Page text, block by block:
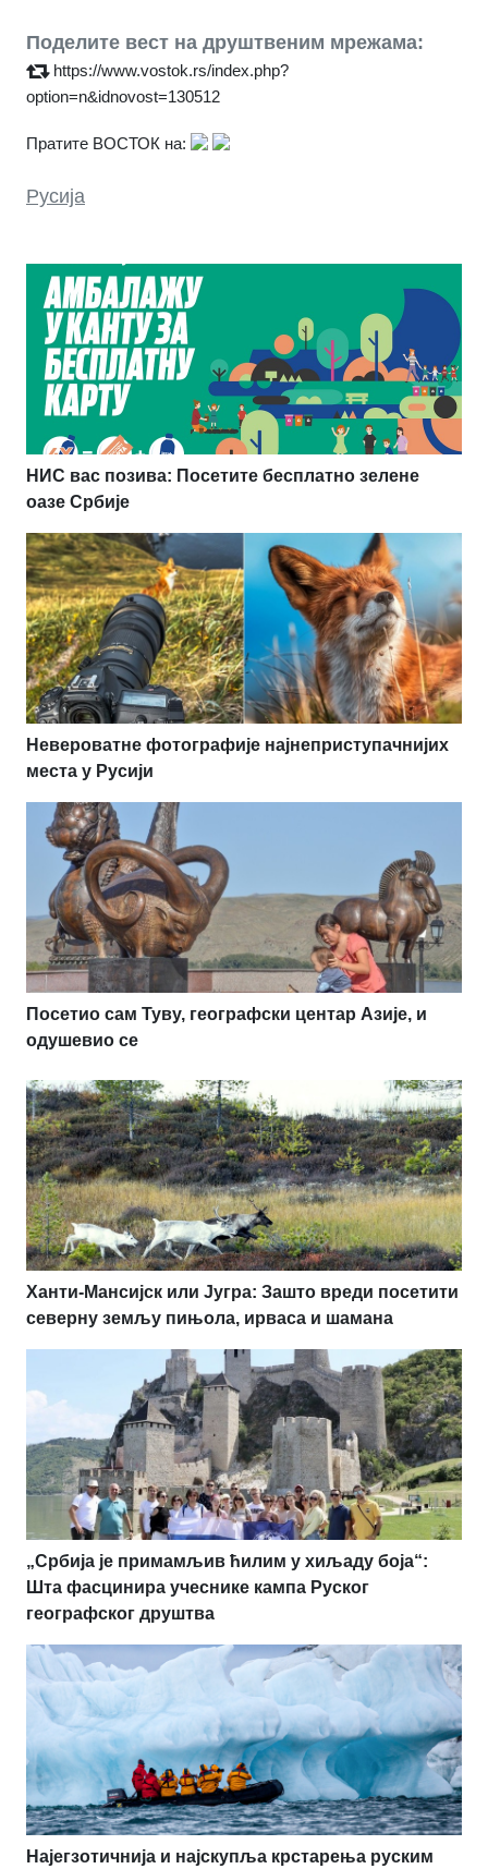
Поделите вест на друштвеним мрежама:
https://www.vostok.rs/index.php?
option=n&idnovost=130512
Пратите ВОСТОК на:
Русија
НИС вас позива: Посетите бесплатно зелене
оазе Србије
Невероватне фотографије најнеприступачнијих
места у Русији
Посетио сам Туву, географски центар Азије, и
одушевио се
Ханти-Мансијск или Југра: Зашто вреди посетити
северну земљу пињола, ирваса и шамана
„Србија је примамљив ћилим у хиљаду боја“:
Шта фасцинира учеснике кампа Руског
географског друштва
Најегзотичнија и најскупља крстарења руским